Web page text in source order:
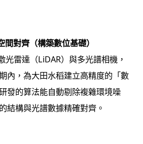
對齊（構築數位基礎）
光雷達（LiDAR）與多光譜相機，
內，為大田水稻建立高精度的「數
發的算法能自動剔除複雜環境噪
結構與光譜數據精確對齊。